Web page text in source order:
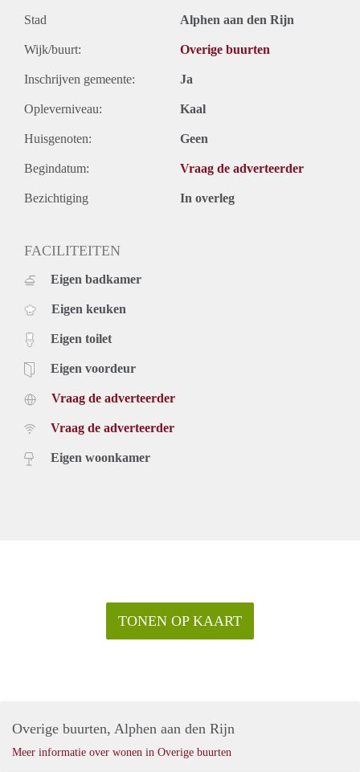
Stad Alphen aan den Rijn
Wijk/buurt: Overige buurten
Inschrijven gemeente: Ja
Opleverniveau: Kaal
Huisgenoten: Geen
Begindatum: Vraag de adverteerder
Bezichtiging In overleg
FACILITEITEN
Eigen badkamer
Eigen keuken
Eigen toilet
Eigen voordeur
Vraag de adverteerder
Vraag de adverteerder
Eigen woonkamer
TONEN OP KAART
Overige buurten, Alphen aan den Rijn
Meer informatie over wonen in Overige buurten